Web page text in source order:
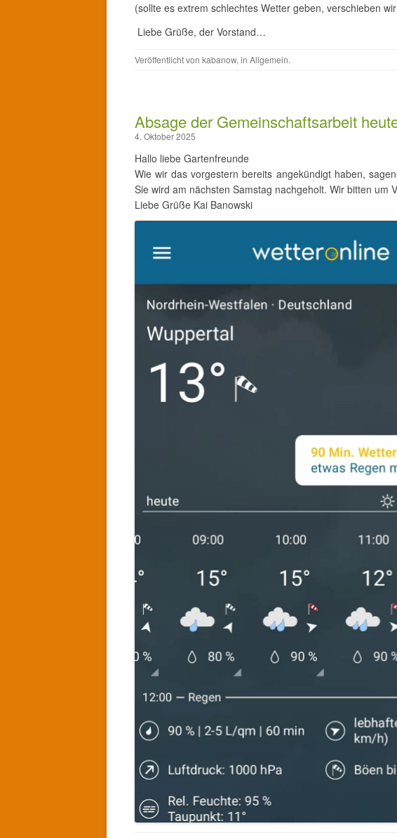
(sollte es extrem schlechtes Wetter geben, verschieben
Liebe Grüße, der Vorstand…
Veröffentlicht von kabanow, in Allgemein.
Absage der Gemeinschaftsarbeit
4. Oktober 2025
Hallo liebe Gartenfreunde
Wie wir das vorgestern bereits angekündigt haben,
Sie wird am nächsten Samstag nachgeholt. Wir bitten um
Liebe Grüße Kai Banowski